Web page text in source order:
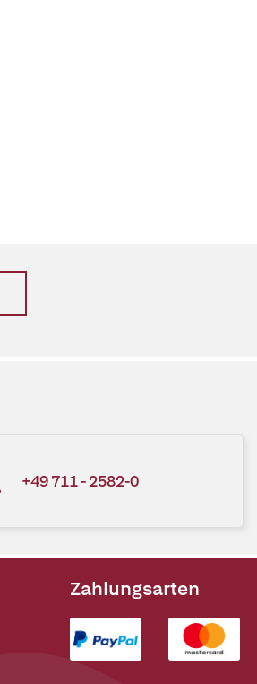
+49 711 - 2582-0
Zahlungsarten